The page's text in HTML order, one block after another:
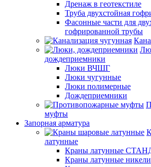
Дренаж в геотекстиле
Труба двухстойная
Фасонные части для
гофрированной трубы
дождеприемники
Люки ВЧШГ
Люки чугунные
Люки полимерные
Дождеприемники
муфты
Запорная арматура
латунные
Краны латунные
Краны латунные